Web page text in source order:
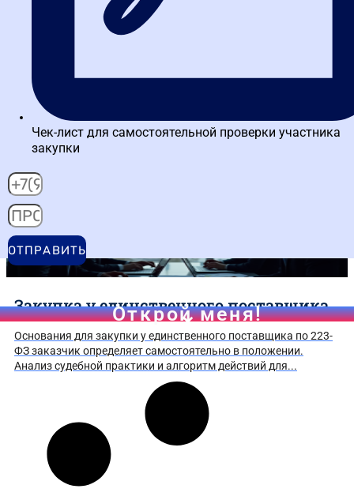
Заключение договора по 223-ФЗ
Порядок заключения договора по 223-ФЗ после закупки.
Алгоритм действий и анализ рисков в 2026 году.
Закупка у единственного поставщика
Основания для закупки у единственного поставщика по 223-
ФЗ заказчик определяет самостоятельно в положении.
Анализ судебной практики и алгоритм действий для...